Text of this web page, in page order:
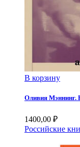
В корзину
Оливия Мэннинг.
1400,00 ₽
Российские